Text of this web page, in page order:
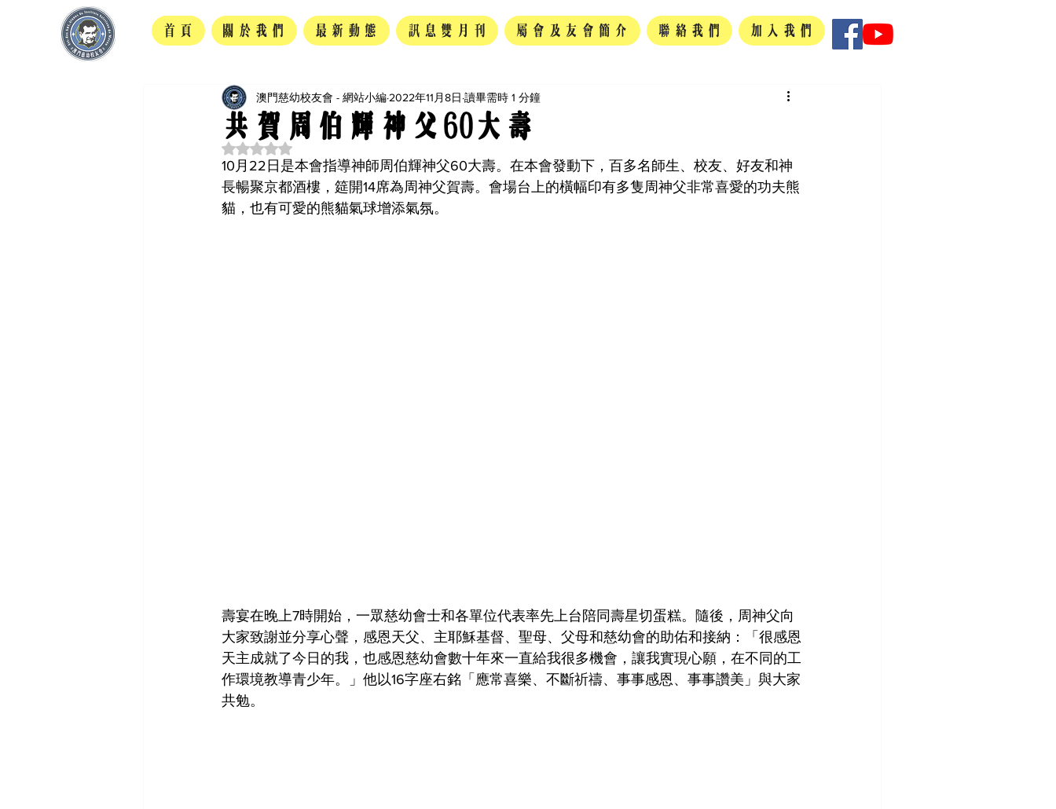
首頁 關於我們 最新動態 訊息雙月刊 屬會及友會簡介 聯絡我們 加入我們
共賀周伯輝神父60大壽
澳門慈幼校友會 - 網站小編 2022年11月8日 讀畢需時 1 分鐘
評等為 NaN（最高為 5 顆星）。
10月22日是本會指導神師周伯輝神父60大壽。在本會發動下，百多名師生、校友、好友和神
長暢聚京都酒樓，筵開14席為周神父賀壽。會場台上的橫幅印有多隻周神父非常喜愛的功夫熊
貓，也有可愛的熊貓氣球增添氣氛。
壽宴在晚上7時開始，一眾慈幼會士和各單位代表率先上台陪同壽星切蛋糕。隨後，周神父向
大家致謝並分享心聲，感恩天父、主耶穌基督、聖母、父母和慈幼會的助佑和接納：「很感恩
天主成就了今日的我，也感恩慈幼會數十年來一直給我很多機會，讓我實現心願，在不同的工
作環境教導青少年。」他以16字座右銘「應常喜樂、不斷祈禱、事事感恩、事事讚美」與大家
共勉。